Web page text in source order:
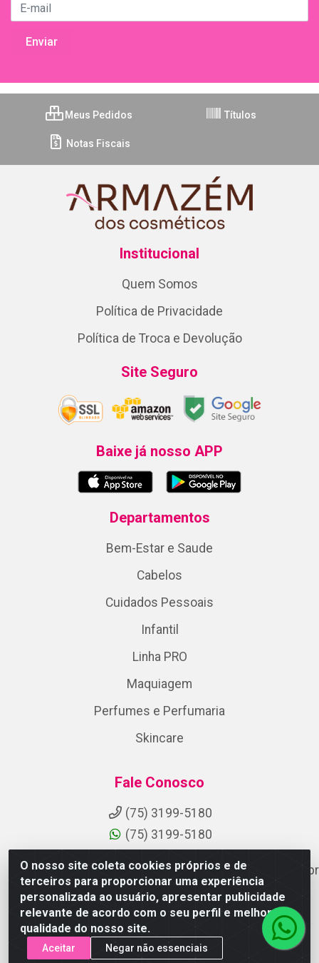
O nosso site coleta cookies próprios e de
terceiros para proporcionar uma experiência
personalizada ao usuário, apresentar publicidade
relevante de acordo com o seu perfil e melhorar a
qualidade do nosso site.
Aceitar Negar não essenciais
Meus Pedidos Títulos
Notas Fiscais
Institucional
Quem Somos
Política de Privacidade
Política de Troca e Devolução
Site Seguro
Baixe já nosso APP
Departamentos
Bem-Estar e Saude
Cabelos
Cuidados Pessoais
Infantil
Linha PRO
Maquiagem
Perfumes e Perfumaria
Skincare
Fale Conosco
(75) 3199-5180
(75) 3199-5180
suporteaocliente@armazemdoscosmeticosfsa.com.br
Instagram
Formas de Pagamento